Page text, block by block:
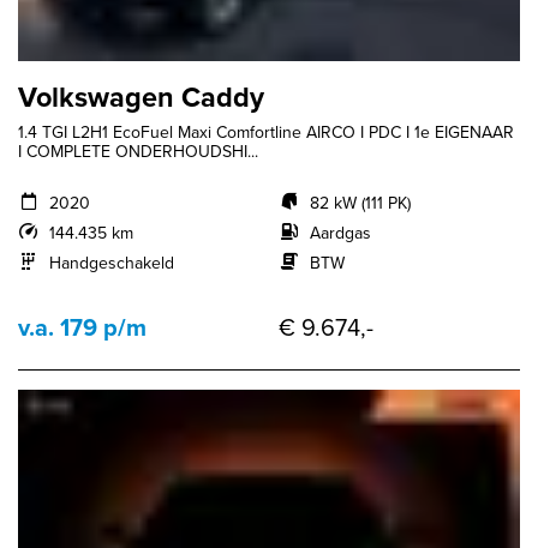
Volkswagen Caddy
1.4 TGI L2H1 EcoFuel Maxi Comfortline AIRCO I PDC I 1e EIGENAAR
I COMPLETE ONDERHOUDSHI...
2020
144.435 km
Handgeschakeld
82 kW (111 PK)
Aardgas
BTW
v.a. 179 p/m € 9.674,-